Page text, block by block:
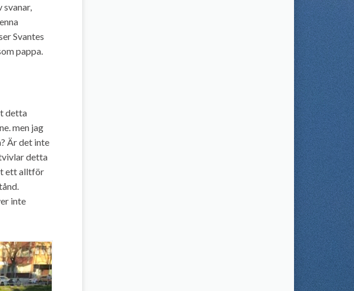
svanar,
Svantes
pappa.
detta
men jag
Är det inte
detta
ett alltför
inte